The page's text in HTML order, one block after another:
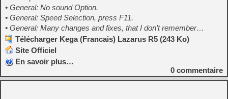
• General: No sound Option.
• General: Speed Selection, press F11.
• General: Many changes and fixes, that I don’t remember…
Télécharger Kega (Francais) Lazarus R5 (243 Ko)
Site Officiel
En savoir plus…
0 commentaire